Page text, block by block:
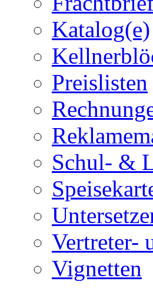
Katalog(e)
Preislisten
Schul- &
Vertreter-
Vignetten